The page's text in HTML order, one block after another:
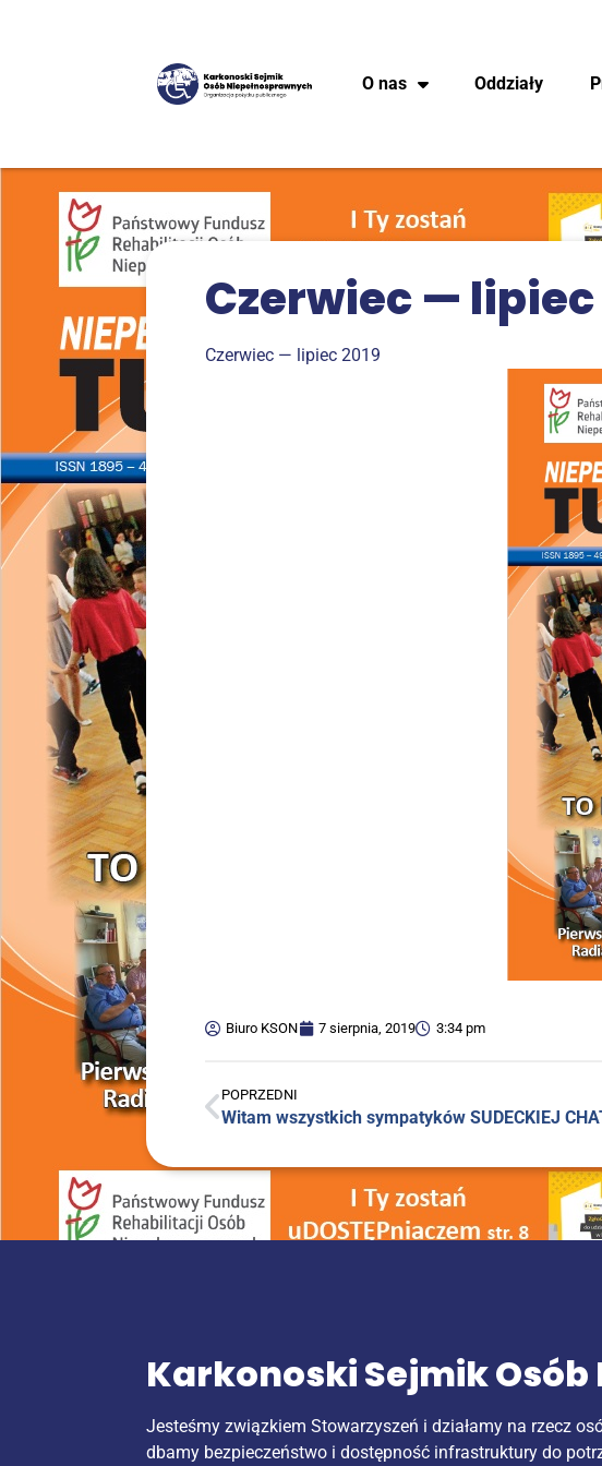
O nas Oddzia­ły
Czer­wiec — lipiec
Czer­wiec — lipiec 2019
Biuro KSON 7 sierpnia, 2019 3:34 pm
POPRZEDNI
Witam wszyst­kich sym­pa­ty­ków SUDEC­KIEJ
Karkonoski Sejmik
Jesteśmy związkiem Stowarzyszeń i działamy na rzecz
dbamy bezpieczeństwo i dostępność infrastruktury do